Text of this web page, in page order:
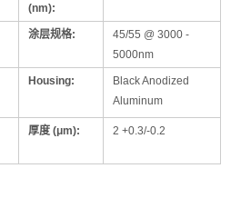
(nm):
涂层规格:
45/55 @ 3000 -
5000nm
Housing:
Black Anodized
Aluminum
厚度 (μm): 2 +0.3/-0.2